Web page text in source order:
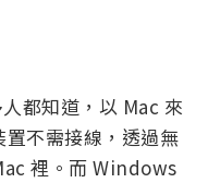
都知道，以 Mac 來
不需接線，透過無
裡。而 Windows